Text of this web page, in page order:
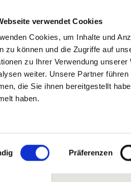
verwendet Cookies
Cookies, um Inhalte und
zu können und die Zugriffe auf
zu Ihrer Verwendung
weiter. Unsere Partner
die Sie ihnen bereitgestellt
haben.
Präferenzen